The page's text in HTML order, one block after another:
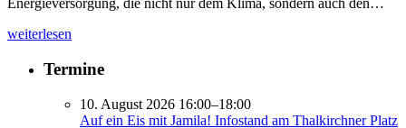
Energieversorgung, die nicht nur dem Klima, sondern auch den…
weiterlesen
Termine
10. August 2026 16:00–18:00
Auf ein Eis mit Jamila! Infostand am Thalkirchner Platz